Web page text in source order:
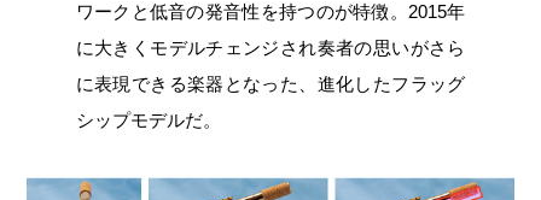
ワークと低音の発音性を持つのが特徴。2015年
に大きくモデルチェンジされ奏者の思いがさら
に表現できる楽器となった、進化したフラッグ
シップモデルだ。